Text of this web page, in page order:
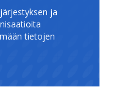
ja
tietojen